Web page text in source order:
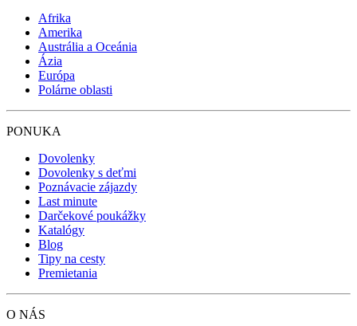
Afrika
Amerika
Austrália a Oceánia
Ázia
Európa
Polárne oblasti
PONUKA
Dovolenky
Dovolenky s deťmi
Poznávacie zájazdy
Last minute
Darčekové poukážky
Katalógy
Blog
Tipy na cesty
Premietania
O NÁS